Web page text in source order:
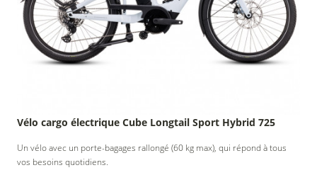
Vélo cargo électrique Cube Longtail Sport Hybrid 725
Un vélo avec un porte-bagages rallongé (60 kg max), qui répond à tous
vos besoins quotidiens.